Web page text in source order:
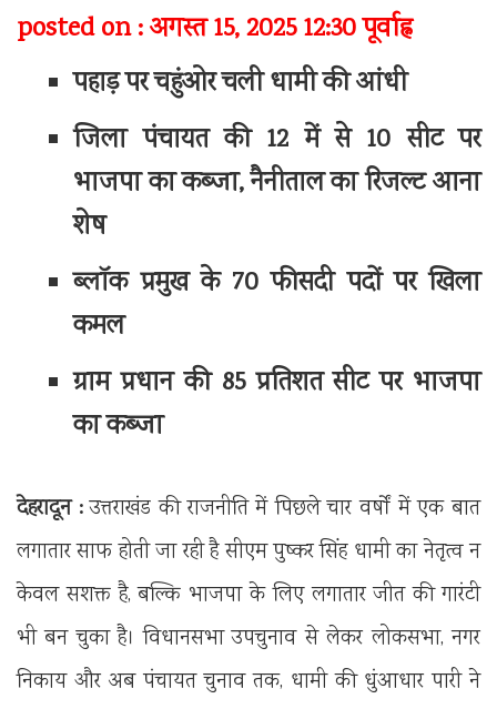
posted on : अगस्त 15, 2025 12:30 पूर्वाह्न
पहाड़ पर चहुंओर चली धामी की आंधी
जिला पंचायत की 12 में से 10 सीट पर
भाजपा का कब्जा, नैनीताल का रिजल्ट आना
शेष
ब्लॉक प्रमुख के 70 फीसदी पदों पर खिला
कमल
ग्राम प्रधान की 85 प्रतिशत सीट पर भाजपा
का कब्जा
देहरादून :उत्तराखंड की राजनीति में पिछले चार वर्षों में एक बात
लगातार साफ होती जा रही है सीएम पुष्कर सिंह धामी का नेतृत्व न
केवल सशक्त है, बल्कि भाजपा के लिए लगातार जीत की गारंटी
भी बन चुका है। विधानसभा उपचुनाव से लेकर लोकसभा, नगर
निकाय और अब पंचायत चुनाव तक, धामी की धुंआधार पारी ने